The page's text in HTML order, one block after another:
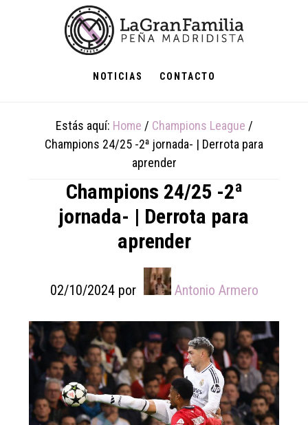
NOTICIAS CONTACTO
Estás aquí: Home / Champions League /
Champions 24/25 -2ª jornada- | Derrota para
aprender
Champions 24/25 -2ª
jornada- | Derrota para
aprender
02/10/2024por Antonio Armero